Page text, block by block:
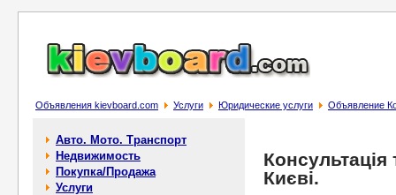
Объявления kievboard.com Услуги Юридические услуги Объявление
Авто. Мото. Транспорт
Недвижимость
Покупка/Продажа
Услуги
Києві.